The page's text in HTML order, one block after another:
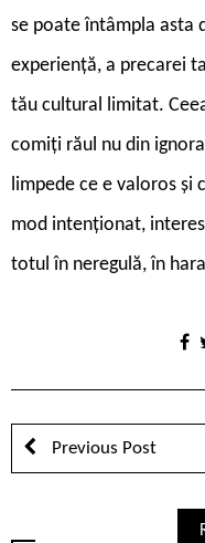
se poate întâmpla asta
experiență, a precarei
tău cultural limitat.
comiți răul nu din
limpede ce e valoros și
mod intenționat,
totul în neregulă, în
Previous Post